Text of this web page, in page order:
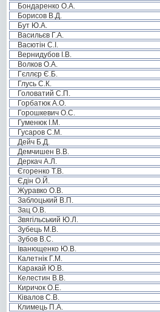
Бондаренко О.А.
Борисов В.Д.
Бут Ю.А.
Васильєв Г.А.
Васютін С.І.
Вернидубов І.В.
Волков О.А.
Гєллєр Є.Б.
Глусь С.К.
Головатий С.П.
Горбатюк А.О.
Горошкевич О.С.
Гуменюк І.М.
Гусаров С.М.
Дейч Б.Д.
Демчишен В.В.
Деркач А.Л.
Єгоренко Т.В.
Єдін О.Й.
Журавко О.В.
Заблоцький В.П.
Зац О.В.
Звягільський Ю.Л.
Зубець М.В.
Зубов В.С.
Іванющенко Ю.В.
Калетнік Г.М.
Каракай Ю.В.
Келестин В.В.
Киричок О.Е.
Ківалов С.В.
Климець П.А.